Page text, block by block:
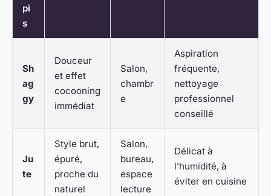
pi
s
Sh
ag
gy
Douceur
et effet
cocooning
immédiat
Salon,
chambr
e
Aspiration
fréquente,
nettoyage
professionnel
conseillé
Ju
te
Style brut,
épuré,
proche du
naturel
Salon,
bureau,
espace
lecture
Délicat à
l’humidité, à
éviter en cuisine